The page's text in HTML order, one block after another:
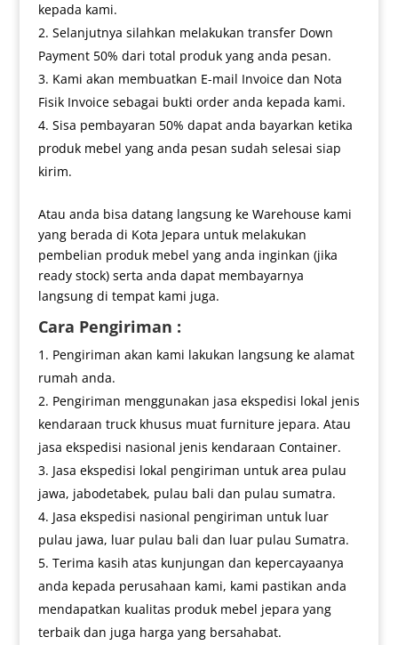
kepada kami.
Selanjutnya silahkan melakukan transfer Down
Payment 50% dari total produk yang anda pesan.
Kami akan membuatkan E-mail Invoice dan Nota
Fisik Invoice sebagai bukti order anda kepada kami.
Sisa pembayaran 50% dapat anda bayarkan ketika
produk mebel yang anda pesan sudah selesai siap
kirim.
Atau anda bisa datang langsung ke Warehouse kami
yang berada di Kota Jepara untuk melakukan
pembelian produk mebel yang anda inginkan (jika
ready stock) serta anda dapat membayarnya
langsung di tempat kami juga.
Cara Pengiriman :
Pengiriman akan kami lakukan langsung ke alamat
rumah anda.
Pengiriman menggunakan jasa ekspedisi lokal jenis
kendaraan truck khusus muat furniture jepara. Atau
jasa ekspedisi nasional jenis kendaraan Container.
Jasa ekspedisi lokal pengiriman untuk area pulau
jawa, jabodetabek, pulau bali dan pulau sumatra.
Jasa ekspedisi nasional pengiriman untuk luar
pulau jawa, luar pulau bali dan luar pulau Sumatra.
Terima kasih atas kunjungan dan kepercayaanya
anda kepada perusahaan kami, kami pastikan anda
mendapatkan kualitas produk mebel jepara yang
terbaik dan juga harga yang bersahabat.